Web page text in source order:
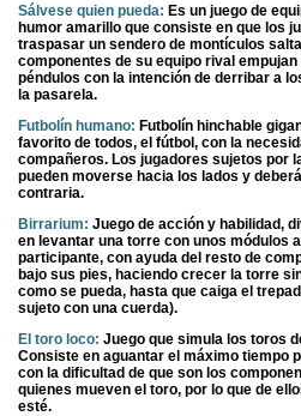
Sálvese quien pueda: Es un juego de
humor amarillo que consiste en que los
traspasar un sendero de montículos
componentes de su equipo rival
péndulos con la intención de derribar a
la pasarela.
Futbolín humano: Futbolín hinchable
favorito de todos, el fútbol, con la
compañeros. Los jugadores sujetos por
pueden moverse hacia los lados y
contraria.
Birrarium: Juego de acción y habilidad,
en levantar una torre con unos módulos
participante, con ayuda del resto de
bajo sus pies, haciendo crecer la torre
como se pueda, hasta que caiga el
sujeto con una cuerda).
El toro loco: Juego que simula los toros
Consiste en aguantar el máximo tiempo
con la dificultad de que son los
quienes mueven el toro, por lo que de
esté.